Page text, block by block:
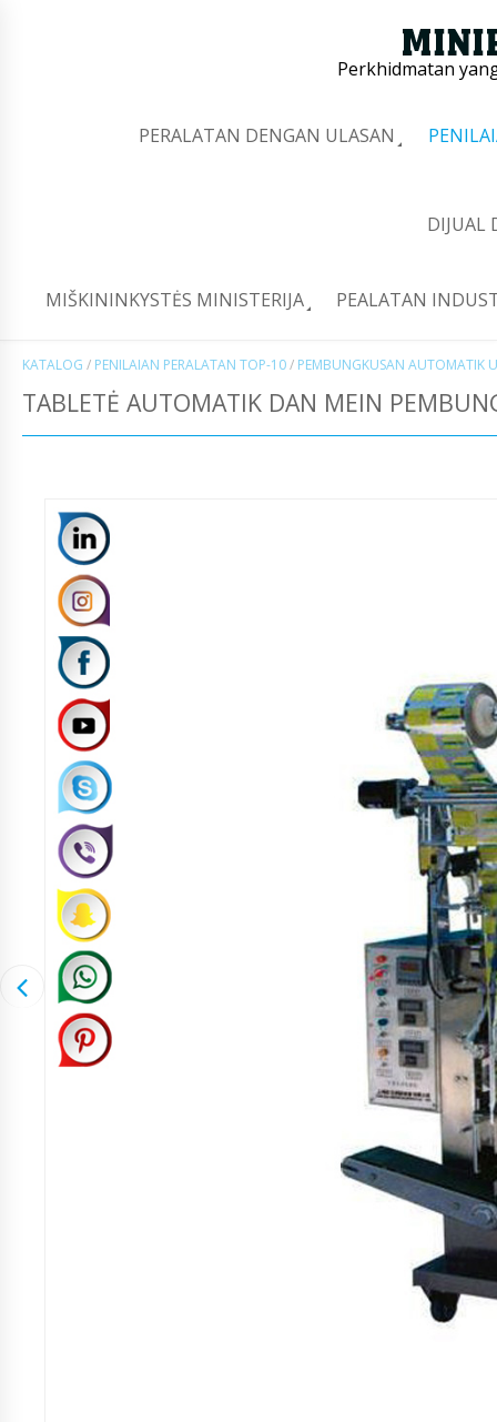
Perkhidmatan
PERALATAN DENGAN ULASAN
DIJUAL
MIŠKININKYSTĖS MINISTERIJA PEALATAN
KATALOG / PENILAIAN PERALATAN TOP-10/ PEMBUNGKUSAN AUTOMATIK
TABLETĖ AUTOMATIK DAN MEIN